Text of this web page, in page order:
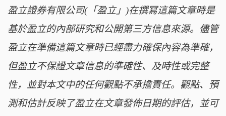
盈立證券有限公司(「盈立」)在撰冩這篇文章時是
基於盈立的內部研究和公開第三方信息來源。儘管
盈立在準備這篇文章時已經盡力確保內容為準確，
但盈立不保證文章信息的準確性、及時性或完整
性，並對本文中的任何觀點不承擔責任。觀點、預
測和估計反映了盈立在文章發佈日期的評估，並可